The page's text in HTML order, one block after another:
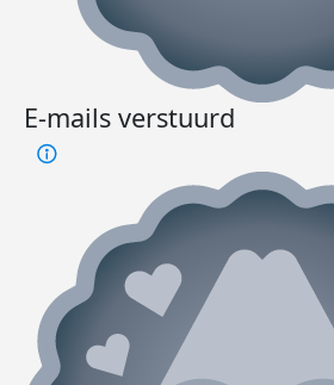
E-mails verstuurd